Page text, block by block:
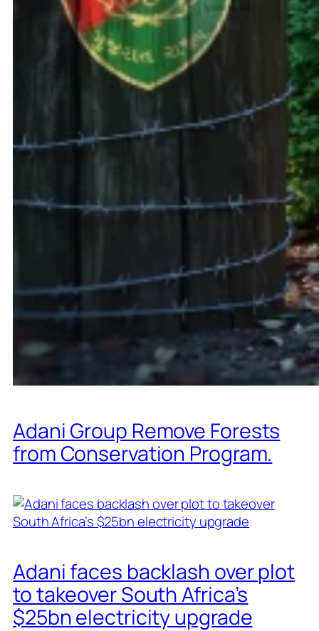
Adani Group Remove Forests
from Conservation Program.
Adani faces backlash over plot
to takeover South Africa’s
$25bn electricity upgrade